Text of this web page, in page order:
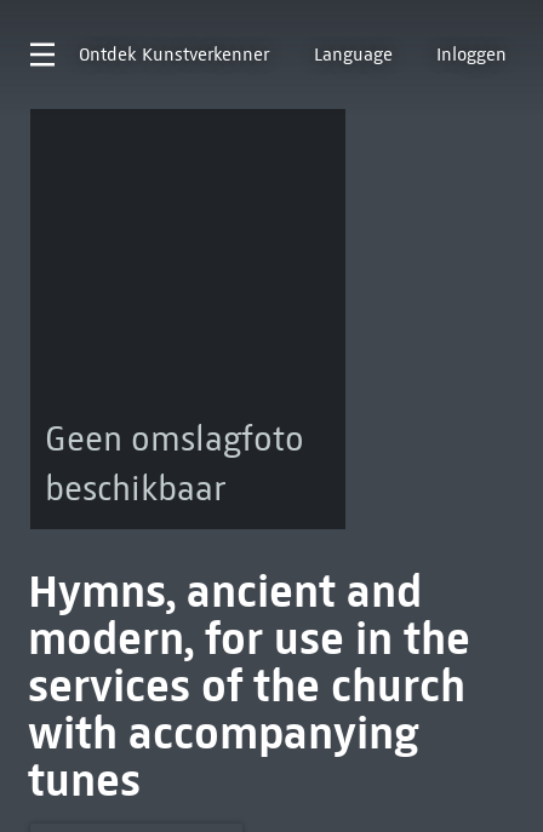
Ontdek Kunstverkenner Language Inloggen
Geen omslagfoto
beschikbaar
Hymns, ancient and
modern, for use in the
services of the church
with accompanying
tunes